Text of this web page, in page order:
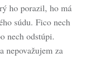
ho porazil, ho má
súdu. Fico nech
nech odstúpi.
nepovažujem za